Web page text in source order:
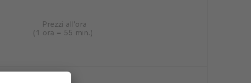
Prezzi all'ora
(1 ora = 55 min.)